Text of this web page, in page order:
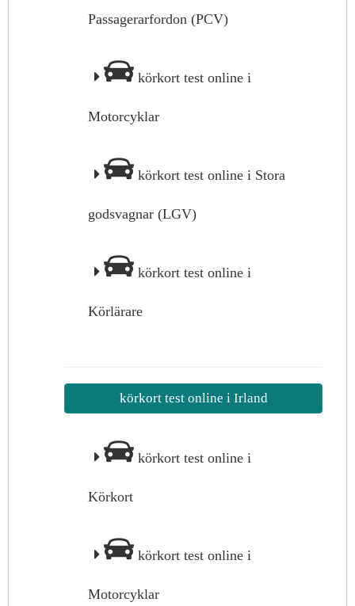
Passagerarfordon (PCV)
körkort test online i
Motorcyklar
körkort test online i Stora
godsvagnar (LGV)
körkort test online i
Körlärare
körkort test online i Irland
körkort test online i
Körkort
körkort test online i
Motorcyklar